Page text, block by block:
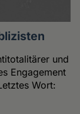
und
Engagement
Wort: